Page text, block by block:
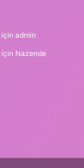
için admin
için Nazende